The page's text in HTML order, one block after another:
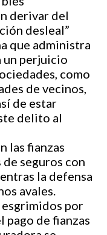
derivar del
desleal”
que administra
un perjuicio
como
de vecinos,
de estar
delito al
las fianzas
seguros con
la defensa
avales.
por
pago de fianzas